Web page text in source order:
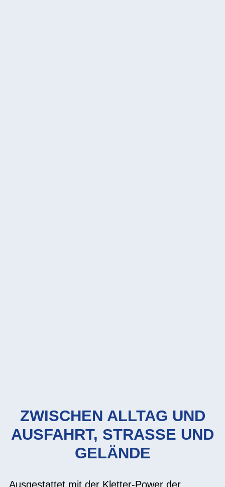
ZWISCHEN ALLTAG UND
AUSFAHRT, STRASSE UND
GELÄNDE
Ausgestattet mit der Kletter-Power der